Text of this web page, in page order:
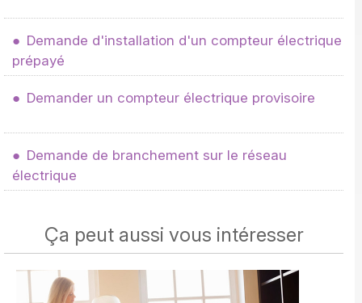
Demande d'installation d'un compteur électrique
prépayé
Demander un compteur électrique provisoire
Demande de branchement sur le réseau
électrique
Ça peut aussi vous intéresser